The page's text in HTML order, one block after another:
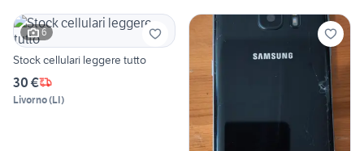
6
Stock cellulari leggere tutto
30 €
Livorno(LI)